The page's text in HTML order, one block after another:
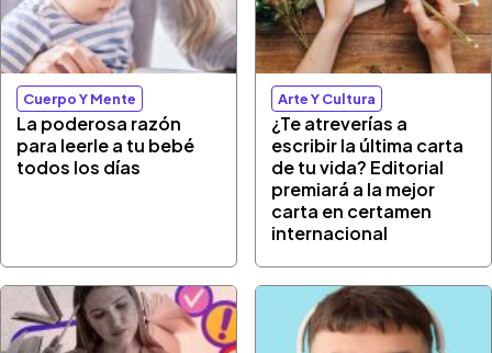
Cuerpo Y Mente
La poderosa razón
para leerle a tu bebé
todos los días
Arte Y Cultura
¿Te atreverías a
escribir la última carta
de tu vida? Editorial
premiará a la mejor
carta en certamen
internacional